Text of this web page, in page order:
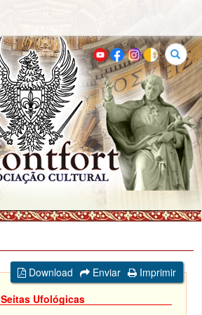
Buscar
Download Enviar
Imprimir
Seitas Ufológicas